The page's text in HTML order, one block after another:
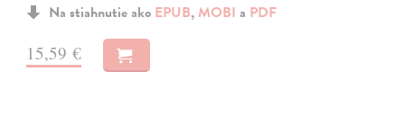
Na stiahnutie ako EPUB, MOBI a PDF
15,59 €